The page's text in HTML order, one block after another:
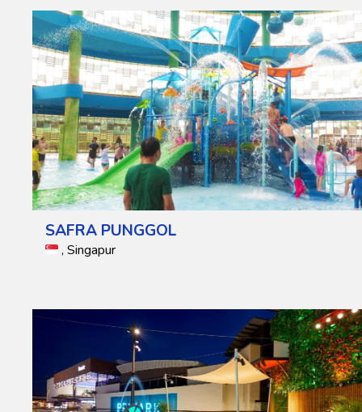
SAFRA PUNGGOL
, Singapur